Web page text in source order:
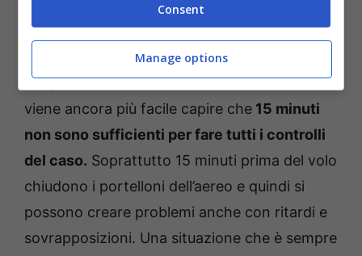
La teoria dell’aeroporto, ecco perché è rischiosa (ot11ot2.it)
E sebbene 2-3 ore è sempre sembrato un
tempo decisamente eccessivo di attesa,
viene ancora più facile capire che 15 minuti
non sono sufficienti per fare tutti i controlli
del caso. Soprattutto 15 minuti prima del volo
chiudono i portelloni dell’aereo e quindi si
possono creare problemi anche con ritardi e
sovrapposizioni. Una situazione che è sempre
Consent
Manage options